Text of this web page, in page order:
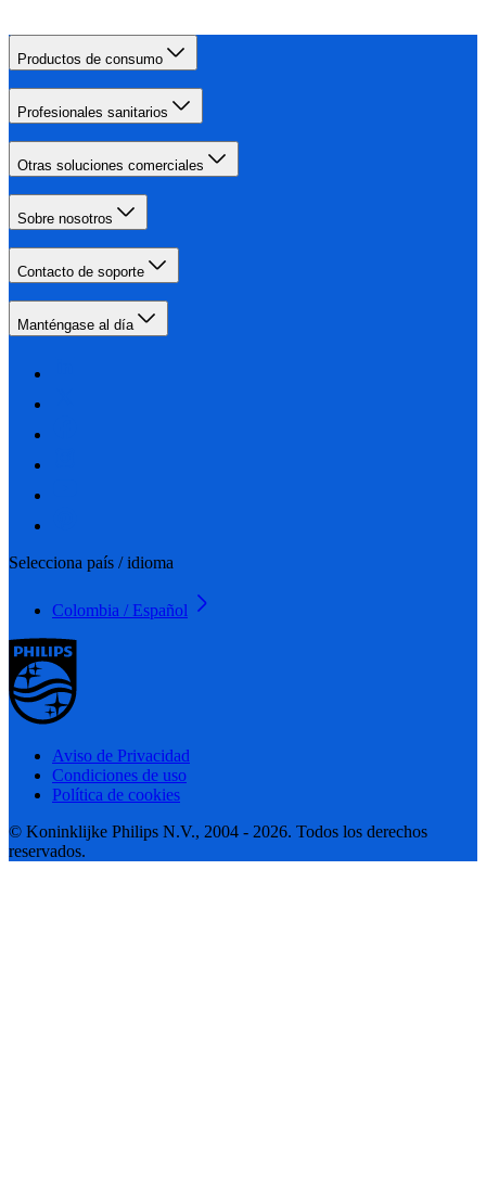
Productos de consumo
Profesionales sanitarios
Otras soluciones comerciales
Sobre nosotros
Contacto de soporte
Manténgase al día
Selecciona país / idioma
Colombia / Español
Aviso de Privacidad
Condiciones de uso
Política de cookies
© Koninklijke Philips N.V., 2004 - 2026. Todos los derechos
reservados.